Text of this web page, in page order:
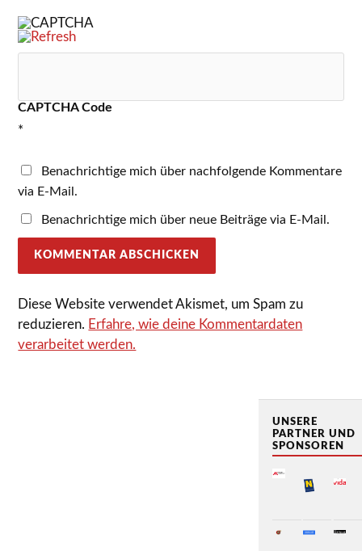
CAPTCHA Code
*
Benachrichtige mich über nachfolgende Kommentare
via E-Mail.
Benachrichtige mich über neue Beiträge via E-Mail.
Diese Website verwendet Akismet, um Spam zu
reduzieren. Erfahre, wie deine Kommentardaten
verarbeitet werden.
UNSERE
PARTNER UND
SPONSOREN